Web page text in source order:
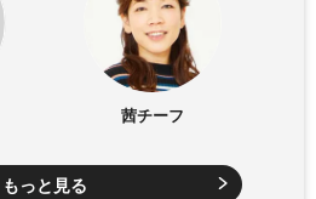
茜チーフ
もっと見る